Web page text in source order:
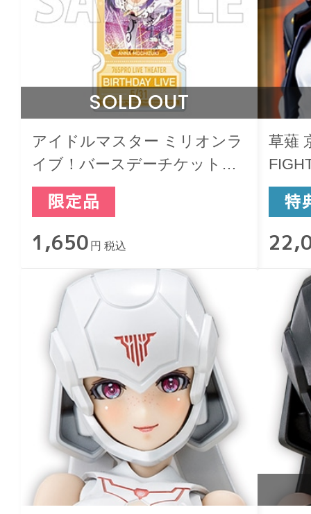
SOLD OUT
アイドルマスター ミリオンラ
イブ！バースデーチケットキ
ーホルダー 望月杏奈
1,650 円 税込
草薙